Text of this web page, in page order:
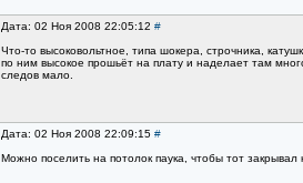
Дата: 02 Ноя 2008 22:05:12 #
Что-то высоковольтное, типа шокера, строчника,
по ним высокое прошьёт на плату и наделает там
следов мало.
Дата: 02 Ноя 2008 22:09:15 #
Можно поселить на потолок паука, чтобы тот